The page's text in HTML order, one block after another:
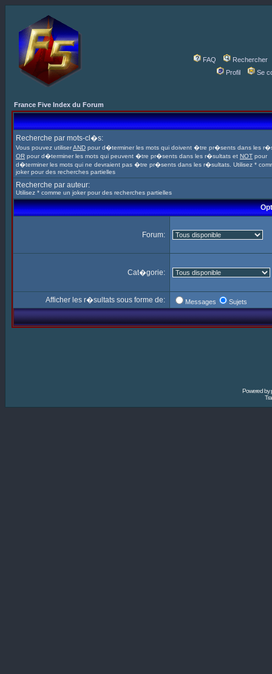
FAQ
Rechercher
Profil
Se
France Five Index du Forum
Recherche par mots-cl�s:
Vous pouvez utiliserAND pour d�terminer les mots qui doivent �tre pr�sents dans les
OR pour d�terminer les mots qui peuvent �tre pr�sents dans les r�sultats et NOT pour
d�terminer les mots qui ne devraient pas �tre pr�sents dans les r�sultats. Utilisez *
joker pour des recherches partielles
Recherche par auteur:
Utilisez * comme un joker pour des recherches partielles
Forum:
Cat�gorie:
Afficher les r�sultats sous forme de: Messages Sujets
Powered by